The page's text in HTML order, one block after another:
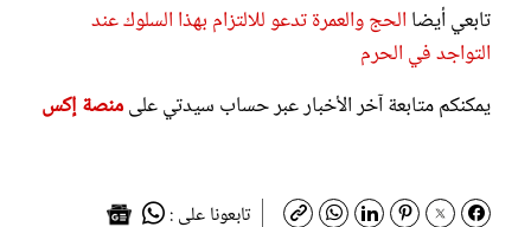
تابعي أيضا الحج والعمرة تدعو للالتزام بهذا السلوك عند
التواجد في الحرم
يمكنكم متابعة آخر الأخبار عبر حساب سيدتي علىمنصة إكس
تابعونا على :